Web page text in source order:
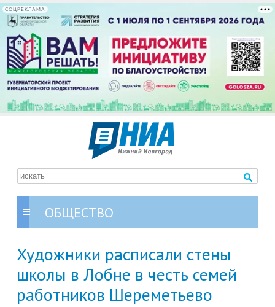
СОЦРЕКЛАМА
ОБЩЕСТВО
Художники расписали стены
школы в Лобне в честь семей
работников Шереметьево